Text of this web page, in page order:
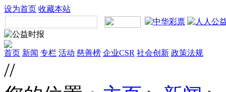
设为首页 收藏本站
首页 新闻 专栏 活动 慈善榜 企业CSR 社会创新 政策法规
//